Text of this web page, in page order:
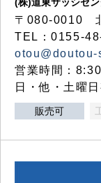
〒080-0010
TEL：0155-
営業時間：
日・他・土曜
販売可